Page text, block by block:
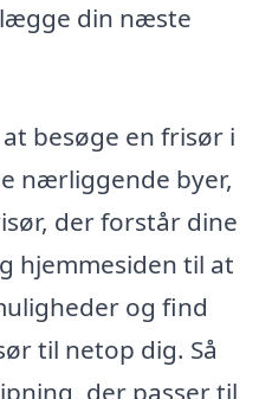
din næste
besøge en frisør i
nærliggende byer,
der forstår dine
hjemmesiden til at
og find
til netop dig. Så
der passer til